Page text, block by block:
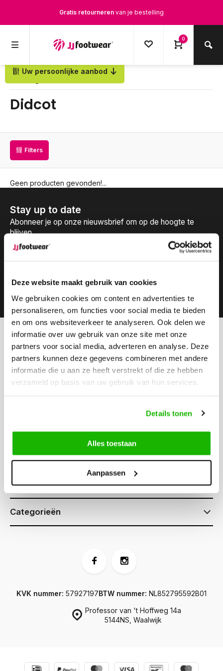
Deze website maakt gebruik van cookies
We gebruiken cookies om content en advertenties te
personaliseren, om functies voor social media te bieden
en om ons websiteverkeer te analyseren. Ook delen we
informatie over uw gebruik van onze site met onze
partners voor social media, adverteren en analyse. Deze
partners kunnen deze gegevens combineren met andere
informatie die u aan ze heeft verstrekt of die ze hebben
verzameld op basis van uw gebruik van hun services.
Details tonen
Alles toestaan
Aanpassen
Gratis retourneren van je bestelling
0
Uw persoonlijke aanbod
Didcot
Filters
Geen producten gevonden!...
Stay up to date
Abonneer je op onze nieuwsbrief om op de hoogte te
blijven.
Kunnen we helpen?
Klantenservice:
Bel ons
0416-272223
Klantenservice
Informatie
Categorieën
Professor van 't Hoffweg 14a
5144NS, Waalwijk
KVK nummer: 57927197BTW nummer: NL852795592B01